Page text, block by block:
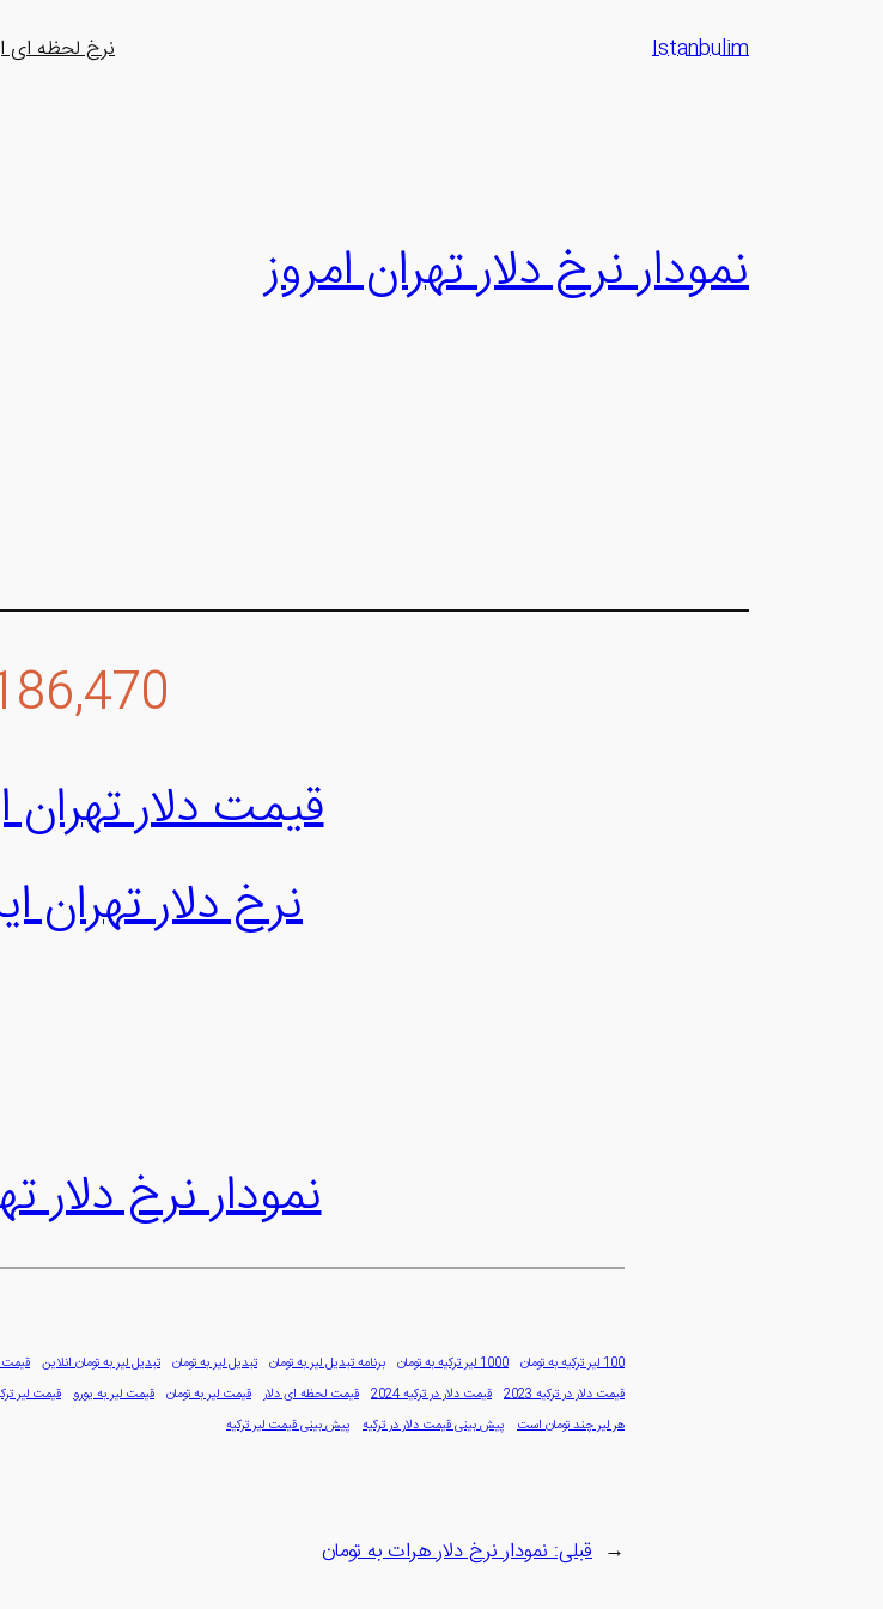
Istanbulim نرخ لحظه ای
نمودار نرخ دلار تهران امروز
قیمت دلار
نرخ دلار تهران
نمودار نرخ دلار
100 لیر ترکیه به تومان 1000 لیر ترکیه به تومان برنامه تبدیل لیر به تومان تبدیل لیر به تومان تبدیل لیر به تومان انلاین قیمت
قیمت دلار در ترکیه 2023
قیمت دلار در ترکیه 2024 قیمت لحظه ای دلار قیمت لیر به تومان قیمت لیر به یورو قیمت لیر
هر لیر چند تومان است
پیش بینی قیمت دلار در ترکیه پیش بینی قیمت لیر ترکیه
← قبلی:نمودار نرخ دلار هرات به تومان